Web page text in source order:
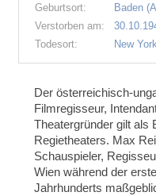
Geburtsort:
Baden
Verstorben am:
Todesort:
New
Der österreichisch-
Filmregisseur,
Theatergründer gilt als
Regietheaters. Max
Schauspieler,
Wien während der
Jahrhunderts